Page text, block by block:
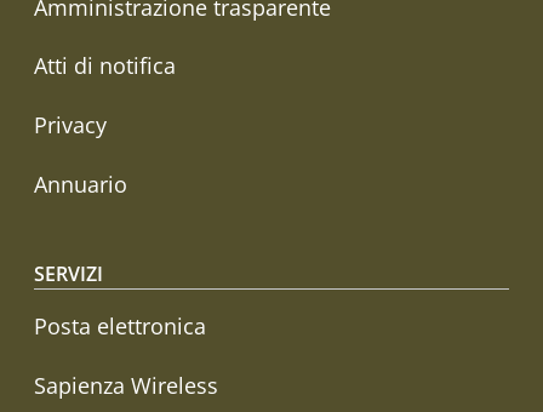
Amministrazione trasparente
Atti di notifica
Privacy
Annuario
SERVIZI
Posta elettronica
Sapienza Wireless